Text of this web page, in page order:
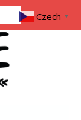
Czech ▼